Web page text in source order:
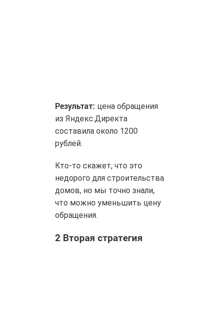
Результат: цена обращения
из Яндекс.Директа
составила около 1200
рублей.
Кто-то скажет, что это
недорого для строительства
домов, но мы точно знали,
что можно уменьшить цену
обращения.
2 Вторая стратегия